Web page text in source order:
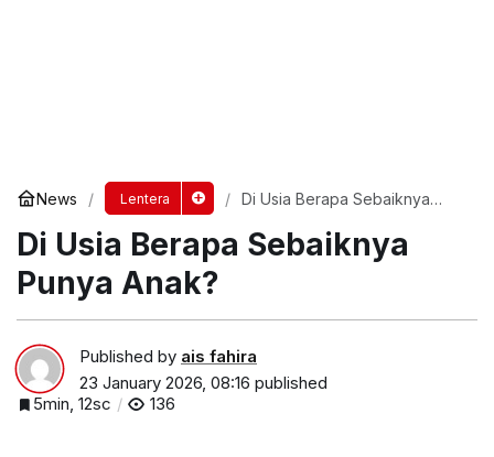
News Lentera
Di Usia Berapa Sebaiknya
Di Usia Berapa Sebaiknya
Punya Anak?
Published by ais fahira
23 January 2026, 08:16 published
5min, 12sc
136